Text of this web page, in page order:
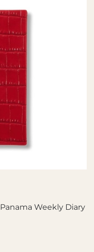
Weekly Diary